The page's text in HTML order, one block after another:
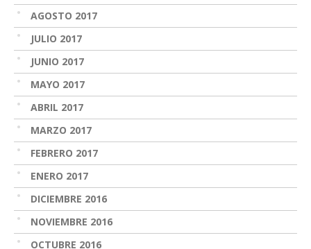
AGOSTO 2017
JULIO 2017
JUNIO 2017
MAYO 2017
ABRIL 2017
MARZO 2017
FEBRERO 2017
ENERO 2017
DICIEMBRE 2016
NOVIEMBRE 2016
OCTUBRE 2016